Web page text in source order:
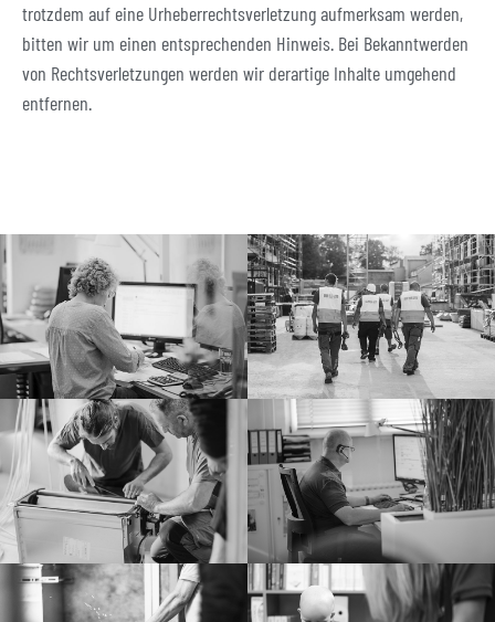
trotzdem auf eine Urheberrechtsverletzung aufmerksam werden,
bitten wir um einen entsprechenden Hinweis. Bei Bekanntwerden
von Rechtsverletzungen werden wir derartige Inhalte umgehend
entfernen.